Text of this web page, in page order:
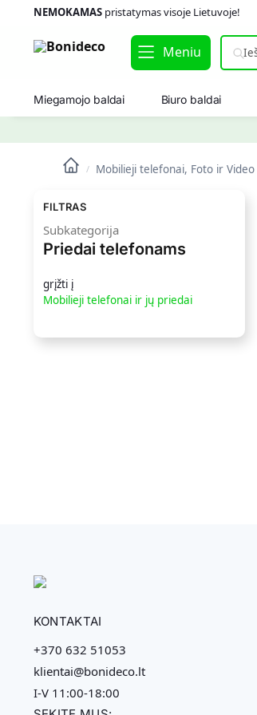
NEMOKAMASpristatymas visoje Lietuvoje!
Meniu
Miegamojo baldai Biuro baldai
/ Mobilieji telefonai, Foto ir Video
FILTRAS
Subkategorija
Priedai telefonams
grįžti į
Mobilieji telefonai ir jų priedai
KONTAKTAI
+370 632 51053
klientai@bonideco.lt
I-V 11:00-18:00